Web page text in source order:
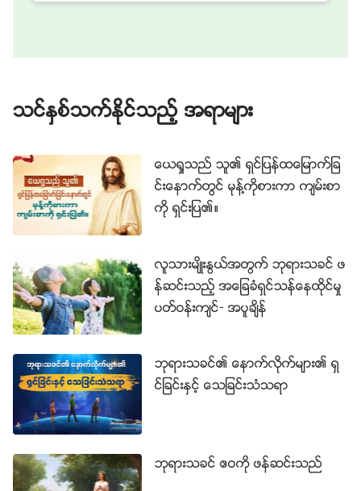
စမွတ္တို႔ ရွိၾကေလသည္။ ဤသည္မွာ လုံးဝ မွန္ကန္ေပသ
ည္းငယ္ မေလးနက္ဟု ထင္ရေသာ္လည္း၊ ၎တို႔သည္
ဘုရားသခင္၏ အလိုေတာ္ကို ျဖည့္ဆည္းရန္ႏွင့္ ၎တို႔၏
အသက္စိတ္သေဘာထား၌ ေျပာင္းလဲမႈတစ္ခု ရရွိရန္
အလို႔ငွာ ေက်းဇူးေတာ္ေခတ္၌ရွိေသာ လူတို႔အတြက္ မရွိမျဖ
စ္ေသာ အရာမ်ားျဖစ္ေသာေၾကာင့္ သမၼာတရားမဟုတ္ဟု
သင္မေျပာႏိုင္ေသးေပ။ ဤေဒသနာမ်ား ထဲမွ တစ္ခုတစ္ေ
သေလာ။ မေျပာႏိုင္ေပ။ ၎တို႔သည္ လူသားမ်ိဳးႏြယ္ႏွင့္သ
က္ဆိုင္သည့္ ဘုရားသခင္၏ သတ္မွတ္ခ်က္မ်ားျဖစ္ေသာေၾ
ကာင့္ ထိုေဒသနာတစ္ခုစီတိုင္းက သမၼာတရားျဖစ္၏။ ထိုေ
ဒသနာမ်ားသည္ တစ္ဦးတစ္ေယာက္အား မိမိကိုယ္ကိုယ္ မ
ည္သို႔ ျပဳမူေနထိုင္ရမည္ကို ျပသသည့္ ဘုရားသခင္ေပးေ
သာ အေျခခံသေဘာတရားမ်ားႏွင့္ နယ္ပယ္တစ္ခု ျဖစ္ၿပီး
ဘုရားသခင္၏ စိတ္သေဘာထားကို ကိုယ္စားျပဳေလသည္။
သို႔ေသာ္လည္း ထိုအခ်ိန္က အသက္တာ၌ ၎တို႔၏ႀကီး
ထြားမႈ အဆင့္အေပၚ အေျခခံ၍ ဤအရာမ်ားသည္ ၎တို႔
လက္ခံႏိုင္ကာ သေဘာေပါက္ႏိုင္သည့္အရာမ်ားသာ ျဖစ္သ
သင္ႏွစ္သက္ႏိုင္သည့္ အရာမ်ား
ေယရႈသည္ သူ၏ ရွင္ျပန္ထေျမာက္ျခ
င္းေနာက္တြင္ မုန႔္ကိုစားကာ က်မ္းစာ
ကို ရွင္းျပ၏။
လူသားမ်ိဳးႏြယ္အတြက္ ဘုရားသခင္ ဖ
န္ဆင္းသည့္ အေျခခံရွင္သန္ေနထိုင္မႈ
ပတ္ဝန္းက်င္- အပူခ်ိန္
ဘုရားသခင္၏ ေနာက္လိုက္မ်ား၏ ရွ
င္ျခင္းႏွင့္ ေသျခင္းသံသရာ
ဘုရားသခင္ ဧဝကို ဖန္ဆင္းသည္